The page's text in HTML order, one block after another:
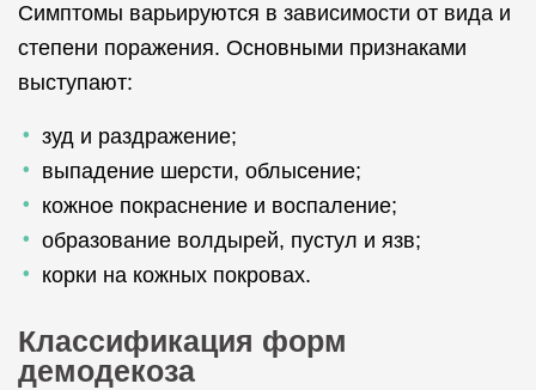
Симптомы варьируются в зависимости от вида и
степени поражения. Основными признаками
выступают:
зуд и раздражение;
выпадение шерсти, облысение;
кожное покраснение и воспаление;
образование волдырей, пустул и язв;
корки на кожных покровах.
Классификация форм
демодекоза